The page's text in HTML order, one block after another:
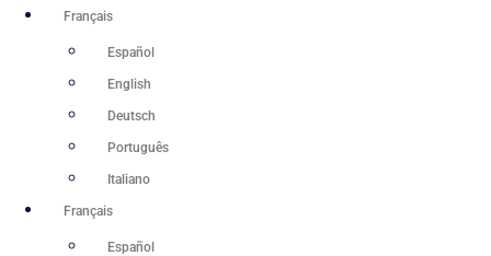
Aller
Français
Español
English
Deutsch
Português
Italiano
Français
Español